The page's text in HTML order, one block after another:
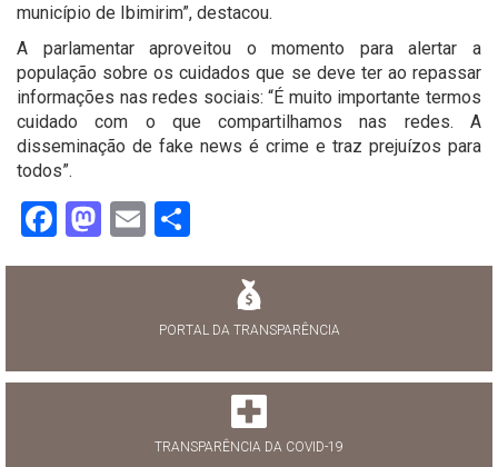
município de Ibimirim”, destacou.
A parlamentar aproveitou o momento para alertar a
população sobre os cuidados que se deve ter ao repassar
informações nas redes sociais: “É muito importante termos
cuidado com o que compartilhamos nas redes. A
disseminação de fake news é crime e traz prejuízos para
todos”.
Facebook
Mastodon
Email
PORTAL DA TRANSPARÊNCIA
TRANSPARÊNCIA DA COVID-19